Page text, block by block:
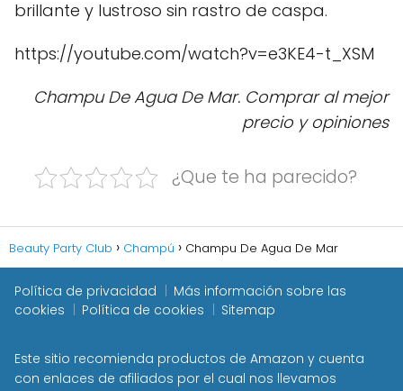
brillante y lustroso sin rastro de caspa.
https://youtube.com/watch?v=e3KE4-t_XSM
Champu De Agua De Mar. Comprar al mejor
precio y opiniones
¿Que te ha parecido?
Beauty Party Club Champú Champu De Agua De Mar
Política de privacidad
Más información sobre las
cookies
Política de cookies Sitemap
Este sitio recomienda productos de Amazon y cuenta
con enlaces de afiliados por el cual nos llevamos